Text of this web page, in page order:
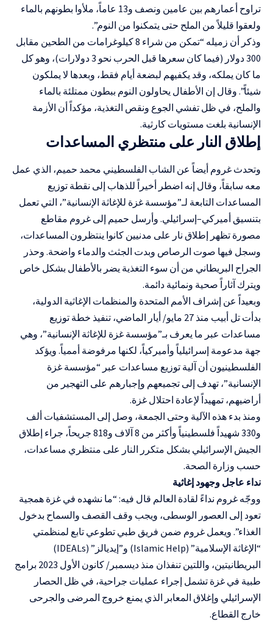
تراوح أعمارهم بين عامين ونصف و13 عاماً، ملأوا بطونهم بالماء
ولعقوا قليلاً من الملح حتى يتمكنوا من النوم”.
وذكر أن زميله “تمكن من شراء 8 كيلوغرامات من الطحين مقابل
300 دولار (فيما كان سعرها قبل الحرب نحو 3 دولارات)، وهو كل
ما كان يملكه، وقد يكفيهم لبضعة أيام فقط، وبعدها لا يملكون
شيئاً”. وقال إن الأطفال يحاولون النوم ببطون ممتلئة بالماء
والملح، في ظل تفشي الجوع ونقص التغذية، مؤكداً أن الأزمة
الإنسانية بلغت مستويات كارثية.
إطلاق النار على منتظري المساعدات
وتحدث غروم أيضاً عن الشاب الفلسطيني محمد حميم، الذي عمل
معه سابقاً، وقال إنه اضطر أخيراً للذهاب إلى نقطة توزيع
المساعدات التابعة لـ”مؤسسة غزة للإغاثة الإنسانية”، التي تعمل
بتنسيق أميركي–إسرائيلي. وأرسل حميم إلى غروم مقاطع
مصورة تظهر إطلاق نار على مدنيين كانوا ينتظرون المساعدات،
وسجل فيها صوت الرصاص وبدت الجثث والدماء واضحة. وحذر
الجراح البريطاني من أن سوء التغذية يضر بالأطفال بشكل خاص
ويترك آثاراً صحية ونمائية دائمة.
وبعيداً عن إشراف الأمم المتحدة والمنظمات الإغاثية الدولية،
بدأت تل أبيب منذ 27 مايو/ أيار الماضي، تنفيذ خطة توزيع
مساعدات عبر ما يعرف بـ”مؤسسة غزة للإغاثة الإنسانية”، وهي
جهة مدعومة إسرائيلياً وأميركياً، لكنها مرفوضة أممياً. ويؤكد
الفلسطينيون أن آلية توزيع مساعدات عبر “مؤسسة غزة
الإنسانية”، تهدف إلى تجميعهم وإجبارهم على التهجير من
أراضيهم، تمهيداً لإعادة احتلال غزة.
ومنذ بدء هذه الآلية وحتى الجمعة، وصل إلى المستشفيات ألف
و330 شهيداً فلسطينياً وأكثر من 8 آلاف و818 جريحاً، جراء إطلاق
الجيش الإسرائيلي بشكل متكرر النار على منتظري مساعدات،
حسب وزارة الصحة.
نداء عاجل وجهود إغاثية
ووجّه غروم نداءً لقادة العالم قال فيه: “ما نشهده في غزة همجية
تعود إلى العصور الوسطى، ويجب وقف القصف والسماح بدخول
الغذاء”. ويعمل غروم ضمن فريق طبي تطوعي تابع لمنظمتي
“الإغاثة الإسلامية” (Islamic Help) و”إيديالز” (IDEALs)
البريطانيتين، واللتين تنفذان منذ ديسمبر/ كانون الأول 2023 برامج
طبية في غزة تشمل إجراء عمليات جراحية، في ظل الحصار
الإسرائيلي وإغلاق المعابر الذي يمنع خروج المرضى والجرحى
خارج القطاع.